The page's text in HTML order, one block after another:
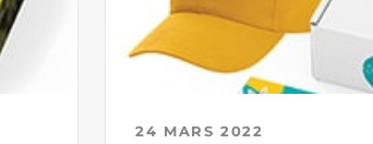
24 MARS 2022